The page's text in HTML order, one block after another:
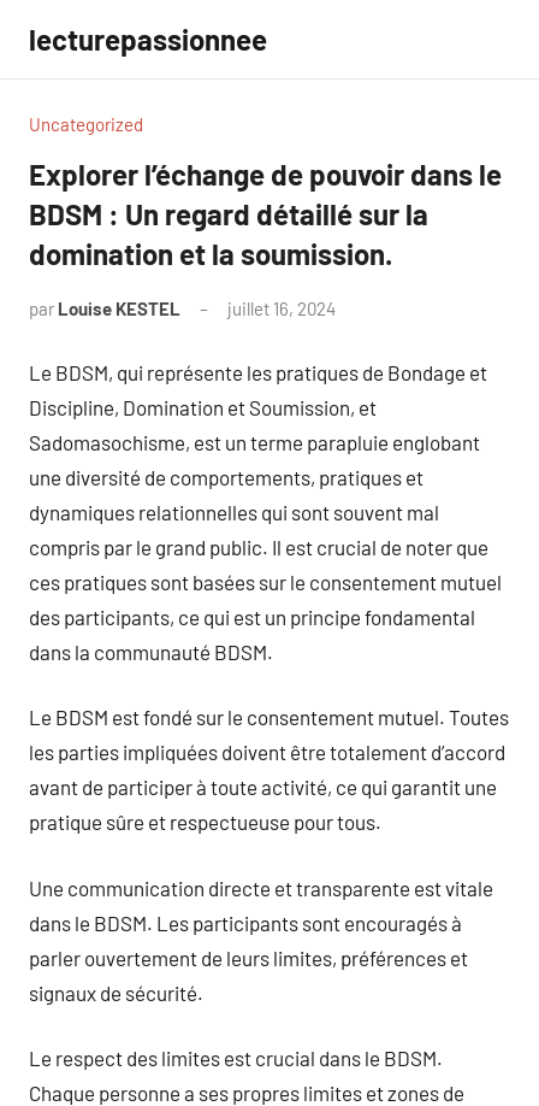
contenu
lecturepassionnee
Uncategorized
Explorer l’échange de pouvoir dans le
BDSM : Un regard détaillé sur la
domination et la soumission.
par Louise KESTEL juillet 16, 2024
Le BDSM, qui représente les pratiques de Bondage et
Discipline, Domination et Soumission, et
Sadomasochisme, est un terme parapluie englobant
une diversité de comportements, pratiques et
dynamiques relationnelles qui sont souvent mal
compris par le grand public. Il est crucial de noter que
ces pratiques sont basées sur le consentement mutuel
des participants, ce qui est un principe fondamental
dans la communauté BDSM.
Le BDSM est fondé sur le consentement mutuel. Toutes
les parties impliquées doivent être totalement d’accord
avant de participer à toute activité, ce qui garantit une
pratique sûre et respectueuse pour tous.
Une communication directe et transparente est vitale
dans le BDSM. Les participants sont encouragés à
parler ouvertement de leurs limites, préférences et
signaux de sécurité.
Le respect des limites est crucial dans le BDSM.
Chaque personne a ses propres limites et zones de